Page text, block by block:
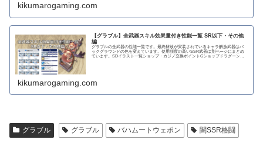
kikumarogaming.com
【グラブル】全武器スキル効果量付き性能一覧 SR以下・その他
編
グラブルの全武器の性能一覧です。最終解放が実装されているキャラ解放武器はバ
ックグラウンドの色を変えています。使用頻度の高いSSR武器は別ページにまとめ
ています。SDイラスト一覧ショップ・カジノ交換ポイントGショップドラグーンラ
kikumarogaming.com
グラブル グラブル バハムートウェポン 闇SSR格闘